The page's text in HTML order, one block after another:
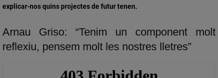
explicar-nos quins projectes de futur tenen.
Arnau Griso: “Tenim un component molt
reflexiu, pensem molt les nostres lletres”